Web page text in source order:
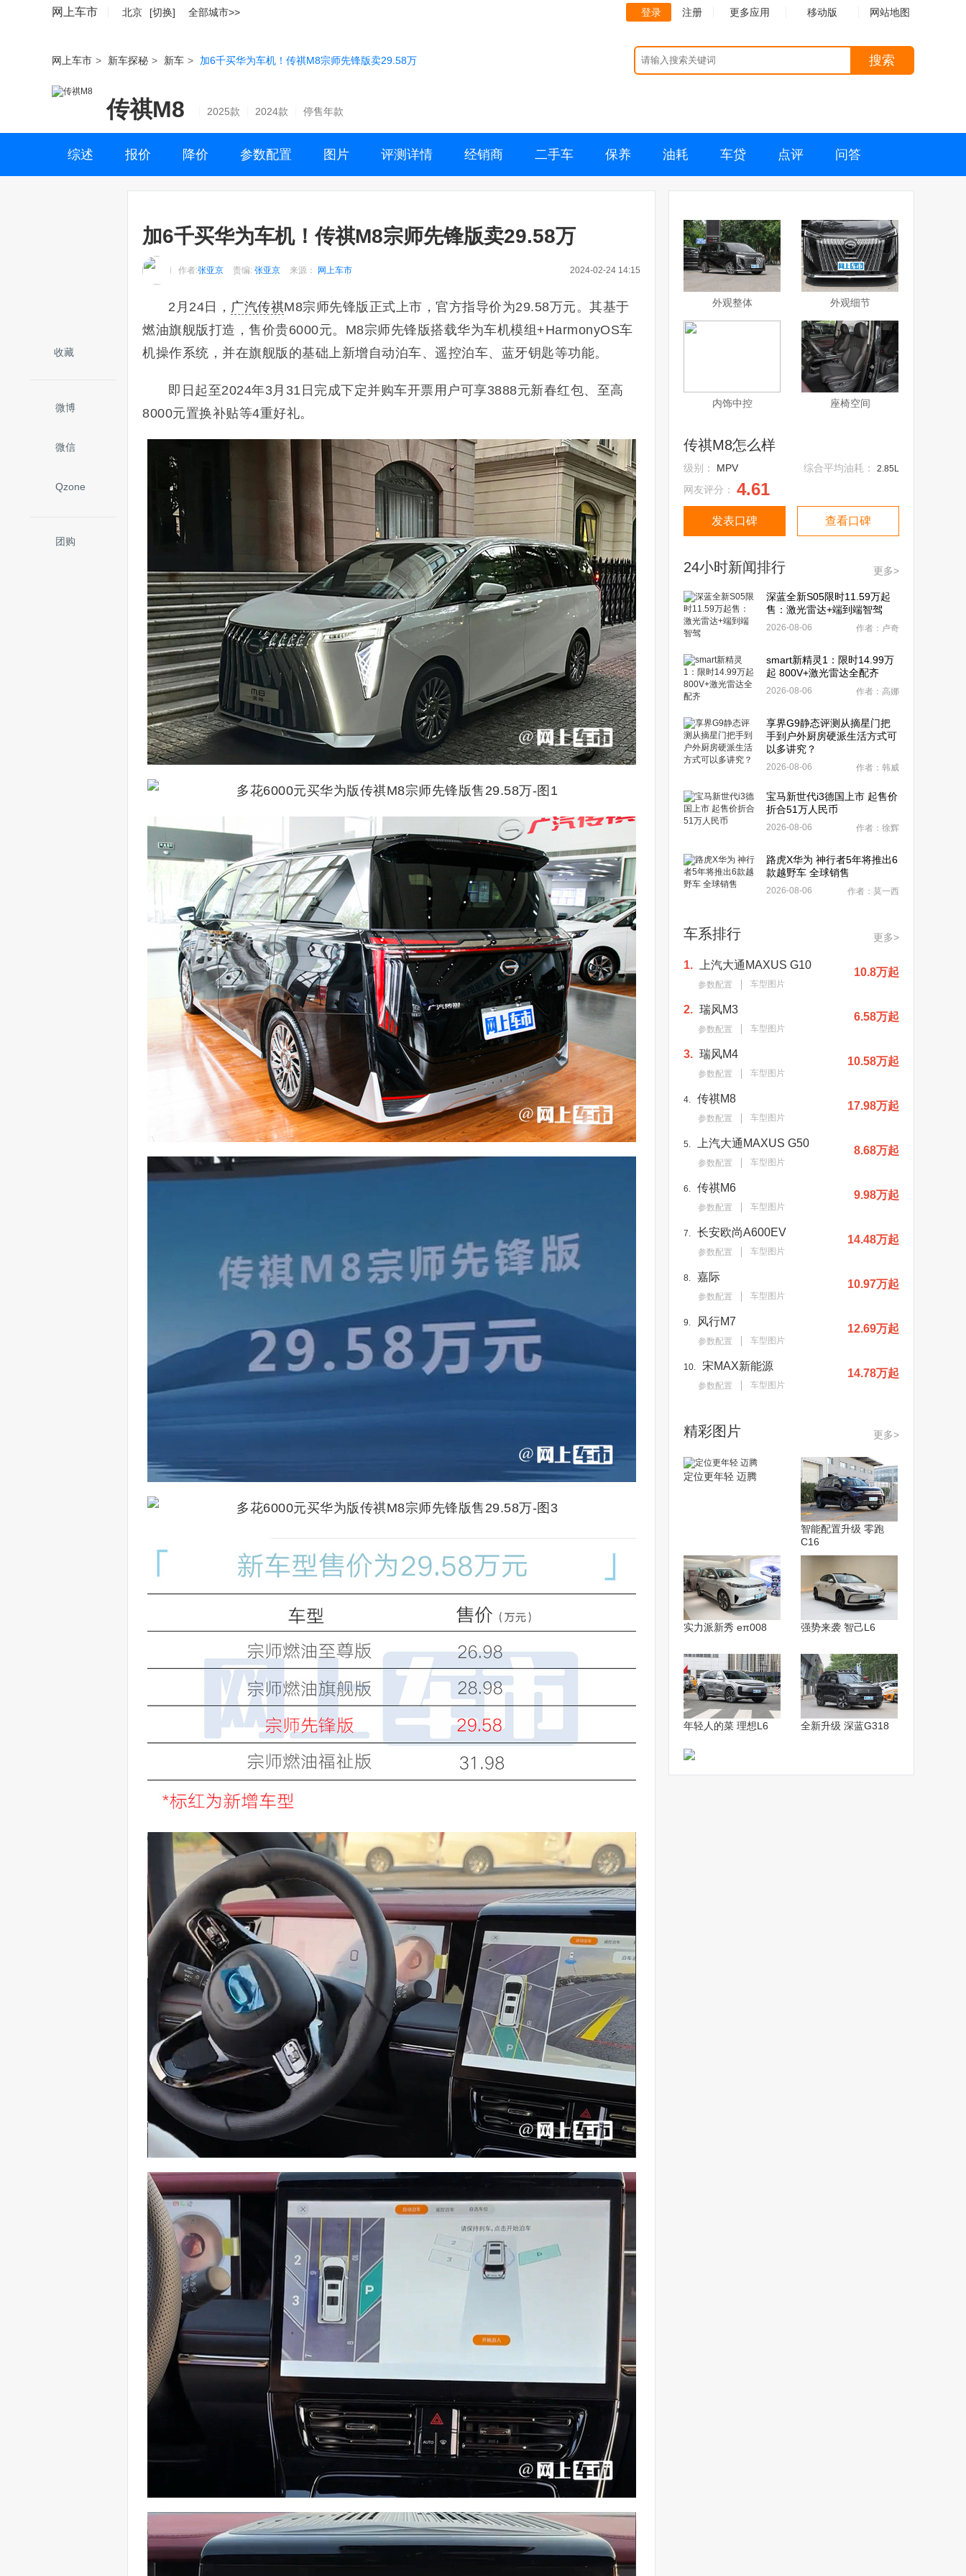
网上车市 北京 [切换] 全部城市>> 登录 注册 更多应用 移动版 网站地图
网上车市 > 新车探秘 > 新车 > 加6千买华为车机！传祺M8宗师先锋版卖29.58万 搜索
传祺M8 2025款 2024款 停售年款
综述 报价 降价 参数配置 图片 评测详情 经销商 二手车 保养 油耗 车贷 点评 问答
收藏
微博
微信
Qzone
团购
加6千买华为车机！传祺M8宗师先锋版卖29.58万
作者:张亚京 责编: 张亚京 来源： 网上车市 2024-02-24 14:15
2月24日， 广汽传祺M8宗师先锋版正式上市，官方指导价为29.58万元。其基于
燃油旗舰版打造，售价贵6000元。M8宗师先锋版搭载华为车机模组+HarmonyOS车
机操作系统，并在旗舰版的基础上新增自动泊车、遥控泊车、蓝牙钥匙等功能。
即日起至2024年3月31日完成下定并购车开票用户可享3888元新春红包、至高
8000元置换补贴等4重好礼。
外观整体 外观细节
内饰中控 座椅空间
传祺M8怎么样
级别： MPV 综合平均油耗： 2.85L
网友评分： 4.61
发表口碑 查看口碑
24小时新闻排行 更多>
深蓝全新S05限时11.59万起
售：激光雷达+端到端智驾
2026-08-06 作者：卢奇
smart新精灵1：限时14.99万
起 800V+激光雷达全配齐
2026-08-06 作者：高娜
享界G9静态评测从摘星门把
手到户外厨房硬派生活方式可
以多讲究？
2026-08-06 作者：韩威
宝马新世代i3德国上市 起售价
折合51万人民币
2026-08-06 作者：徐辉
路虎X华为 神行者5年将推出6
款越野车 全球销售
2026-08-06 作者：莫一西
车系排行 更多>
1. 上汽大通MAXUS G10
参数配置 车型图片
10.8万起
2. 瑞风M3
参数配置 车型图片
6.58万起
3. 瑞风M4
参数配置 车型图片
10.58万起
4. 传祺M8
参数配置 车型图片
17.98万起
5. 上汽大通MAXUS G50
参数配置 车型图片
8.68万起
6. 传祺M6
参数配置 车型图片
9.98万起
7. 长安欧尚A600EV
参数配置 车型图片
14.48万起
8. 嘉际
参数配置 车型图片
10.97万起
9. 风行M7
参数配置 车型图片
12.69万起
10. 宋MAX新能源
参数配置 车型图片
14.78万起
精彩图片 更多>
定位更年轻 迈腾
智能配置升级 零跑
C16
实力派新秀 eπ008 强势来袭 智己L6
年轻人的菜 理想L6 全新升级 深蓝G318